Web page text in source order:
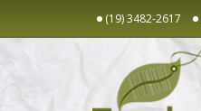
(19) 3482-2617